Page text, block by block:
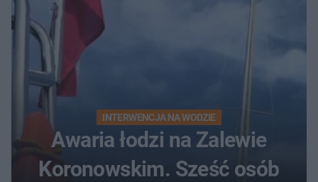
INTERWENCJA NA WODZIE
Awaria łodzi na Zalewie
Koronowskim. Sześć osób